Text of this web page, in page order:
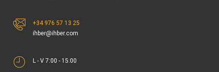
+34 976 57 13 25
ihber@ihber.com
L - V 7:00 - 15:00